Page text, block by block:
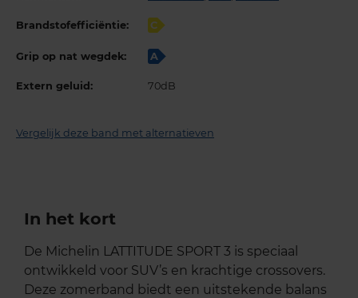
Brandstofefficiëntie: C
Grip op nat wegdek: A
Extern geluid: 70dB
Vergelijk deze band met alternatieven
In het kort
De Michelin LATTITUDE SPORT 3 is speciaal
ontwikkeld voor SUV’s en krachtige crossovers.
Deze zomerband biedt een uitstekende balans